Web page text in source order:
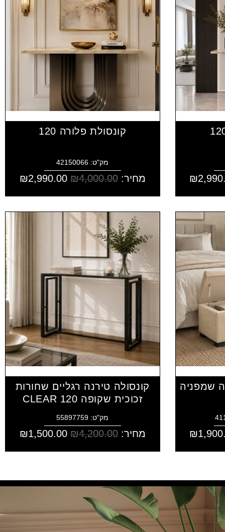
₪
קונסולת פלורה 120
מק"ט: 42150066
מחיר: ₪4,000.00
₪2,990.00
שמפניה
₪
קונסולה טירנה רגליים שחורות
זכוכית שקופה CLEAR 120
מק"ט: 55897759
מחיר: ₪4,200.00
₪1,500.00